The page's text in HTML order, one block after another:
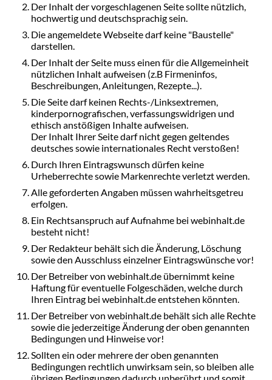
Der Inhalt der vorgeschlagenen Seite sollte nützlich,
hochwertig und deutschsprachig sein.
Die angemeldete Webseite darf keine "Baustelle"
darstellen.
Der Inhalt der Seite muss einen für die Allgemeinheit
nützlichen Inhalt aufweisen (z.B Firmeninfos,
Beschreibungen, Anleitungen, Rezepte...).
Die Seite darf keinen Rechts-/Linksextremen,
kinderpornografischen, verfassungswidrigen und
ethisch anstößigen Inhalte aufweisen.
Der Inhalt Ihrer Seite darf nicht gegen geltendes
deutsches sowie internationales Recht verstoßen!
Durch Ihren Eintragswunsch dürfen keine
Urheberrechte sowie Markenrechte verletzt werden.
Alle geforderten Angaben müssen wahrheitsgetreu
erfolgen.
Ein Rechtsanspruch auf Aufnahme bei webinhalt.de
besteht nicht!
Der Redakteur behält sich die Änderung, Löschung
sowie den Ausschluss einzelner Eintragswünsche vor!
Der Betreiber von webinhalt.de übernimmt keine
Haftung für eventuelle Folgeschäden, welche durch
Ihren Eintrag bei webinhalt.de entstehen könnten.
Der Betreiber von webinhalt.de behält sich alle Rechte
sowie die jederzeitige Änderung der oben genannten
Bedingungen und Hinweise vor!
Sollten ein oder mehrere der oben genannten
Bedingungen rechtlich unwirksam sein, so bleiben alle